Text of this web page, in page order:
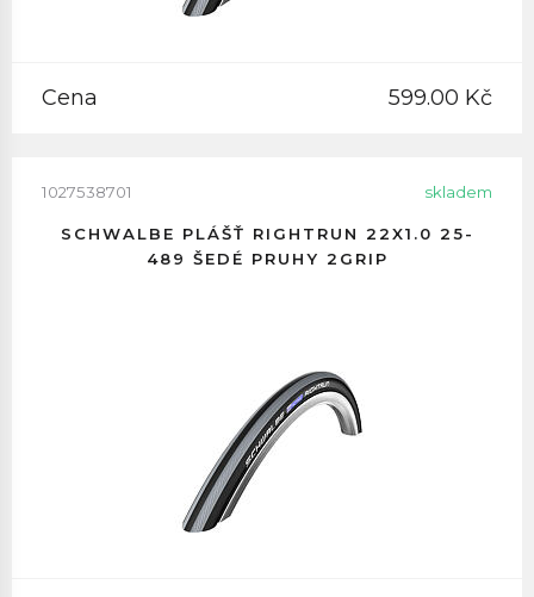
Cena 599.00 Kč
1027538701 skladem
SCHWALBE PLÁŠŤ RIGHTRUN 22X1.0 25-
489 ŠEDÉ PRUHY 2GRIP